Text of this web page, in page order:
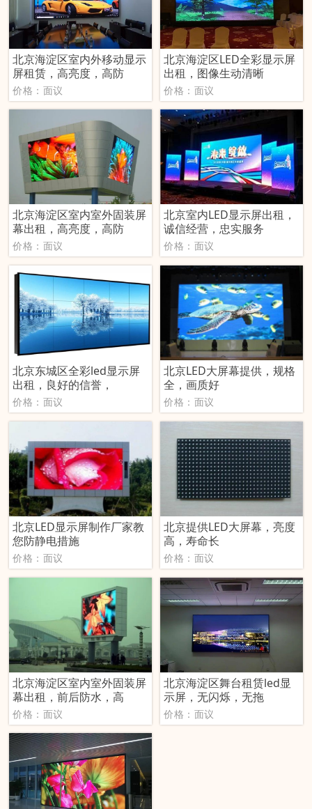
北京海淀区室内外移动显示
屏租赁，高亮度，高防
价格：面议
北京海淀区LED全彩显示屏
出租，图像生动清晰
价格：面议
北京海淀区室内室外固装屏
幕出租，高亮度，高防
价格：面议
北京室内LED显示屏出租，
诚信经营，忠实服务
价格：面议
北京东城区全彩led显示屏
出租，良好的信誉，
价格：面议
北京LED大屏幕提供，规格
全，画质好
价格：面议
北京LED显示屏制作厂家教
您防静电措施
价格：面议
北京提供LED大屏幕，亮度
高，寿命长
价格：面议
北京海淀区室内室外固装屏
幕出租，前后防水，高
价格：面议
北京海淀区舞台租赁led显
示屏，无闪烁，无拖
价格：面议